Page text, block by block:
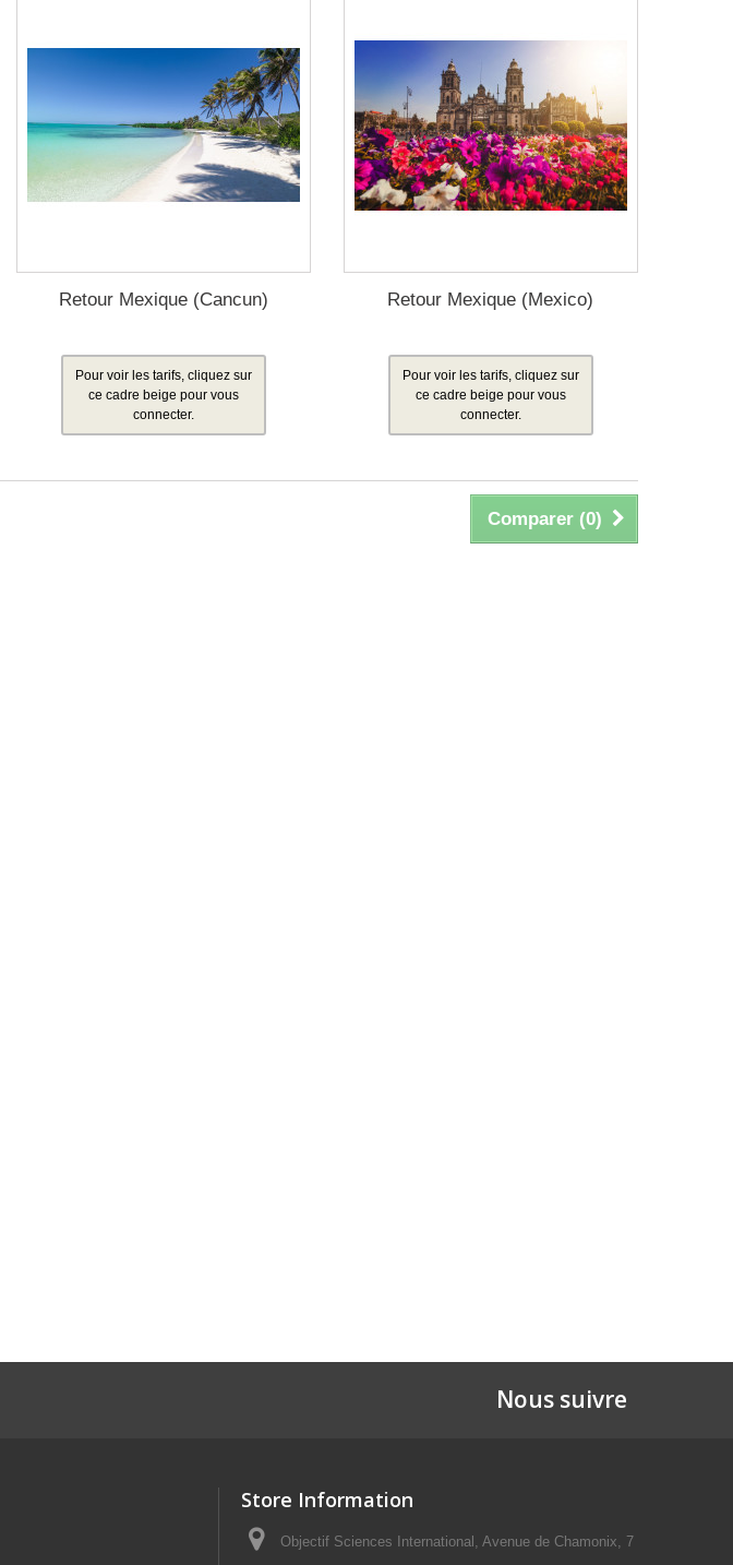
Retour Mexique (Cancun)
Pour voir les tarifs, cliquez sur
ce cadre beige pour vous
connecter.
Retour Mexique (Mexico)
Pour voir les tarifs, cliquez sur
ce cadre beige pour vous
connecter.
Comparer (0)
Nous suivre
Store Information
Objectif Sciences International, Avenue de Chamonix, 7